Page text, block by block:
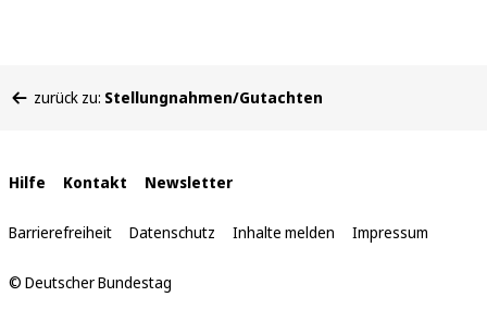
befinden
zurück zu: Stellungnahmen/Gutachten
Interne
Links
Hilfe Kontakt Newsletter
Barrierefreiheit Datenschutz Inhalte melden Impressum
© Deutscher Bundestag